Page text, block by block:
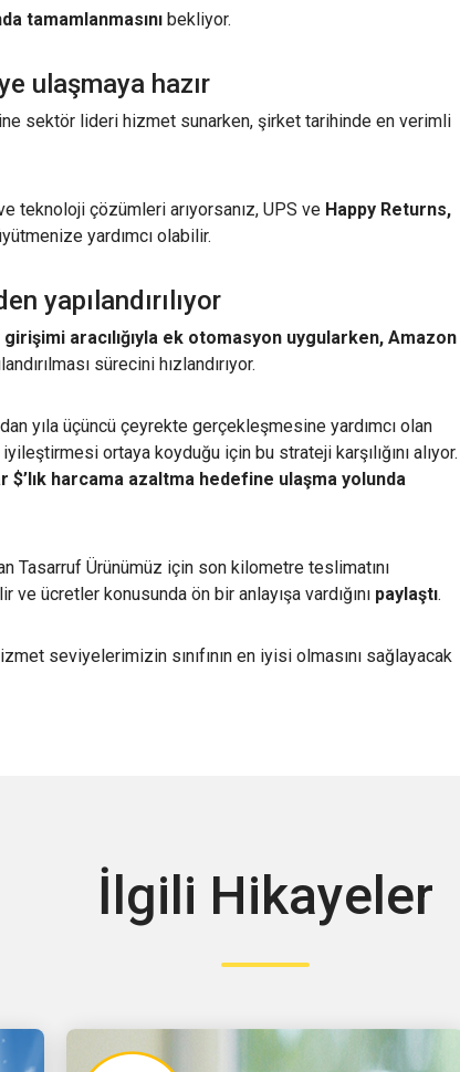
tamamlanmasını bekliyor.
ulaşmaya hazır
sektör lideri hizmet sunarken, şirket tarihinde en verimli
teknoloji çözümleri arıyorsanız, UPS ve Happy Returns,
yardımcı olabilir.
yapılandırılıyor
aracılığıyla ek otomasyon uygularken, Amazon
sürecini hızlandırıyor.
yıla üçüncü çeyrekte gerçekleşmesine yardımcı olan
ortaya koyduğu için bu strateji karşılığını alıyor.
$’lık harcama azaltma hedefine ulaşma yolunda
Tasarruf Ürünümüz için son kilometre teslimatını
ücretler konusunda ön bir anlayışa vardığını paylaştı.
seviyelerimizin sınıfının en iyisi olmasını sağlayacak
İlgili Hikayeler